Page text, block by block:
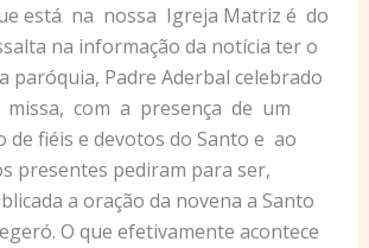
está na nossa Igreja Matriz é do
na informação da notícia ter o
paróquia, Padre Aderbal celebrado
missa, com a presença de um
de fiéis e devotos do Santo e ao
presentes pediram para ser,
a oração da novena a Santo
O que efetivamente acontece